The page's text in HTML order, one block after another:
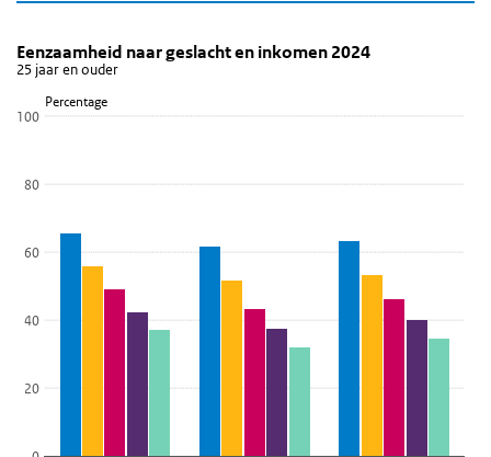
Eenzaamheid naar inkomen
Sla de grafiek 'Eenzaamheid naar geslacht en inkomen 2024'
Eenzaamheid naar geslacht en inkomen 2024
Staaf grafiek met 15 reeksen.
25 jaar en ouder
De grafiek heeft 1 Y-as die Percentage weergeeft.
Percentage
Eenzaamheid naar geslacht en inkomen 2024
25 jaar en ouder
20
40
60
80
100